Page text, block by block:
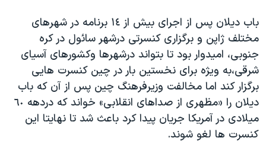
نرگس محمدی برنده جایزه نوبل صلح
همایش محافظه‌کاران آمریکا «سی‌پک»
صفحه‌های ویژه
سفر پرزیدنت ترامپ به چین
باب دیلان پس از اجرای بیش از ١٤ برنامه در شهرهای
مختلف ژاپن و برگزاری کنسرتی درشهر سائول در کره
جنوبی، امیدوار بود تا بتواند درشهرها وکشورهای آسیای
شرقی،به ویژه برای نخستین بار در چین کنسرت هایی
برگزار کند اما مخالفت وزیرفرهنگ چین پس از آن که باب
دیلان را «مظهری از صداهای انقلابی» خواند که دردهه ٦٠
میلادی در آمریکا جریان پیدا کرد باعث شد تا نهایتا این
کنسرت ها لغو شوند.